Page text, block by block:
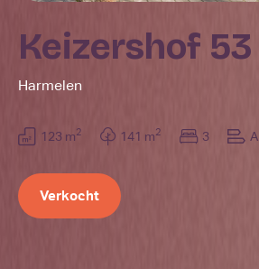
Keizershof 53
Harmelen
123 m2 141 m2 3 A
Verkocht